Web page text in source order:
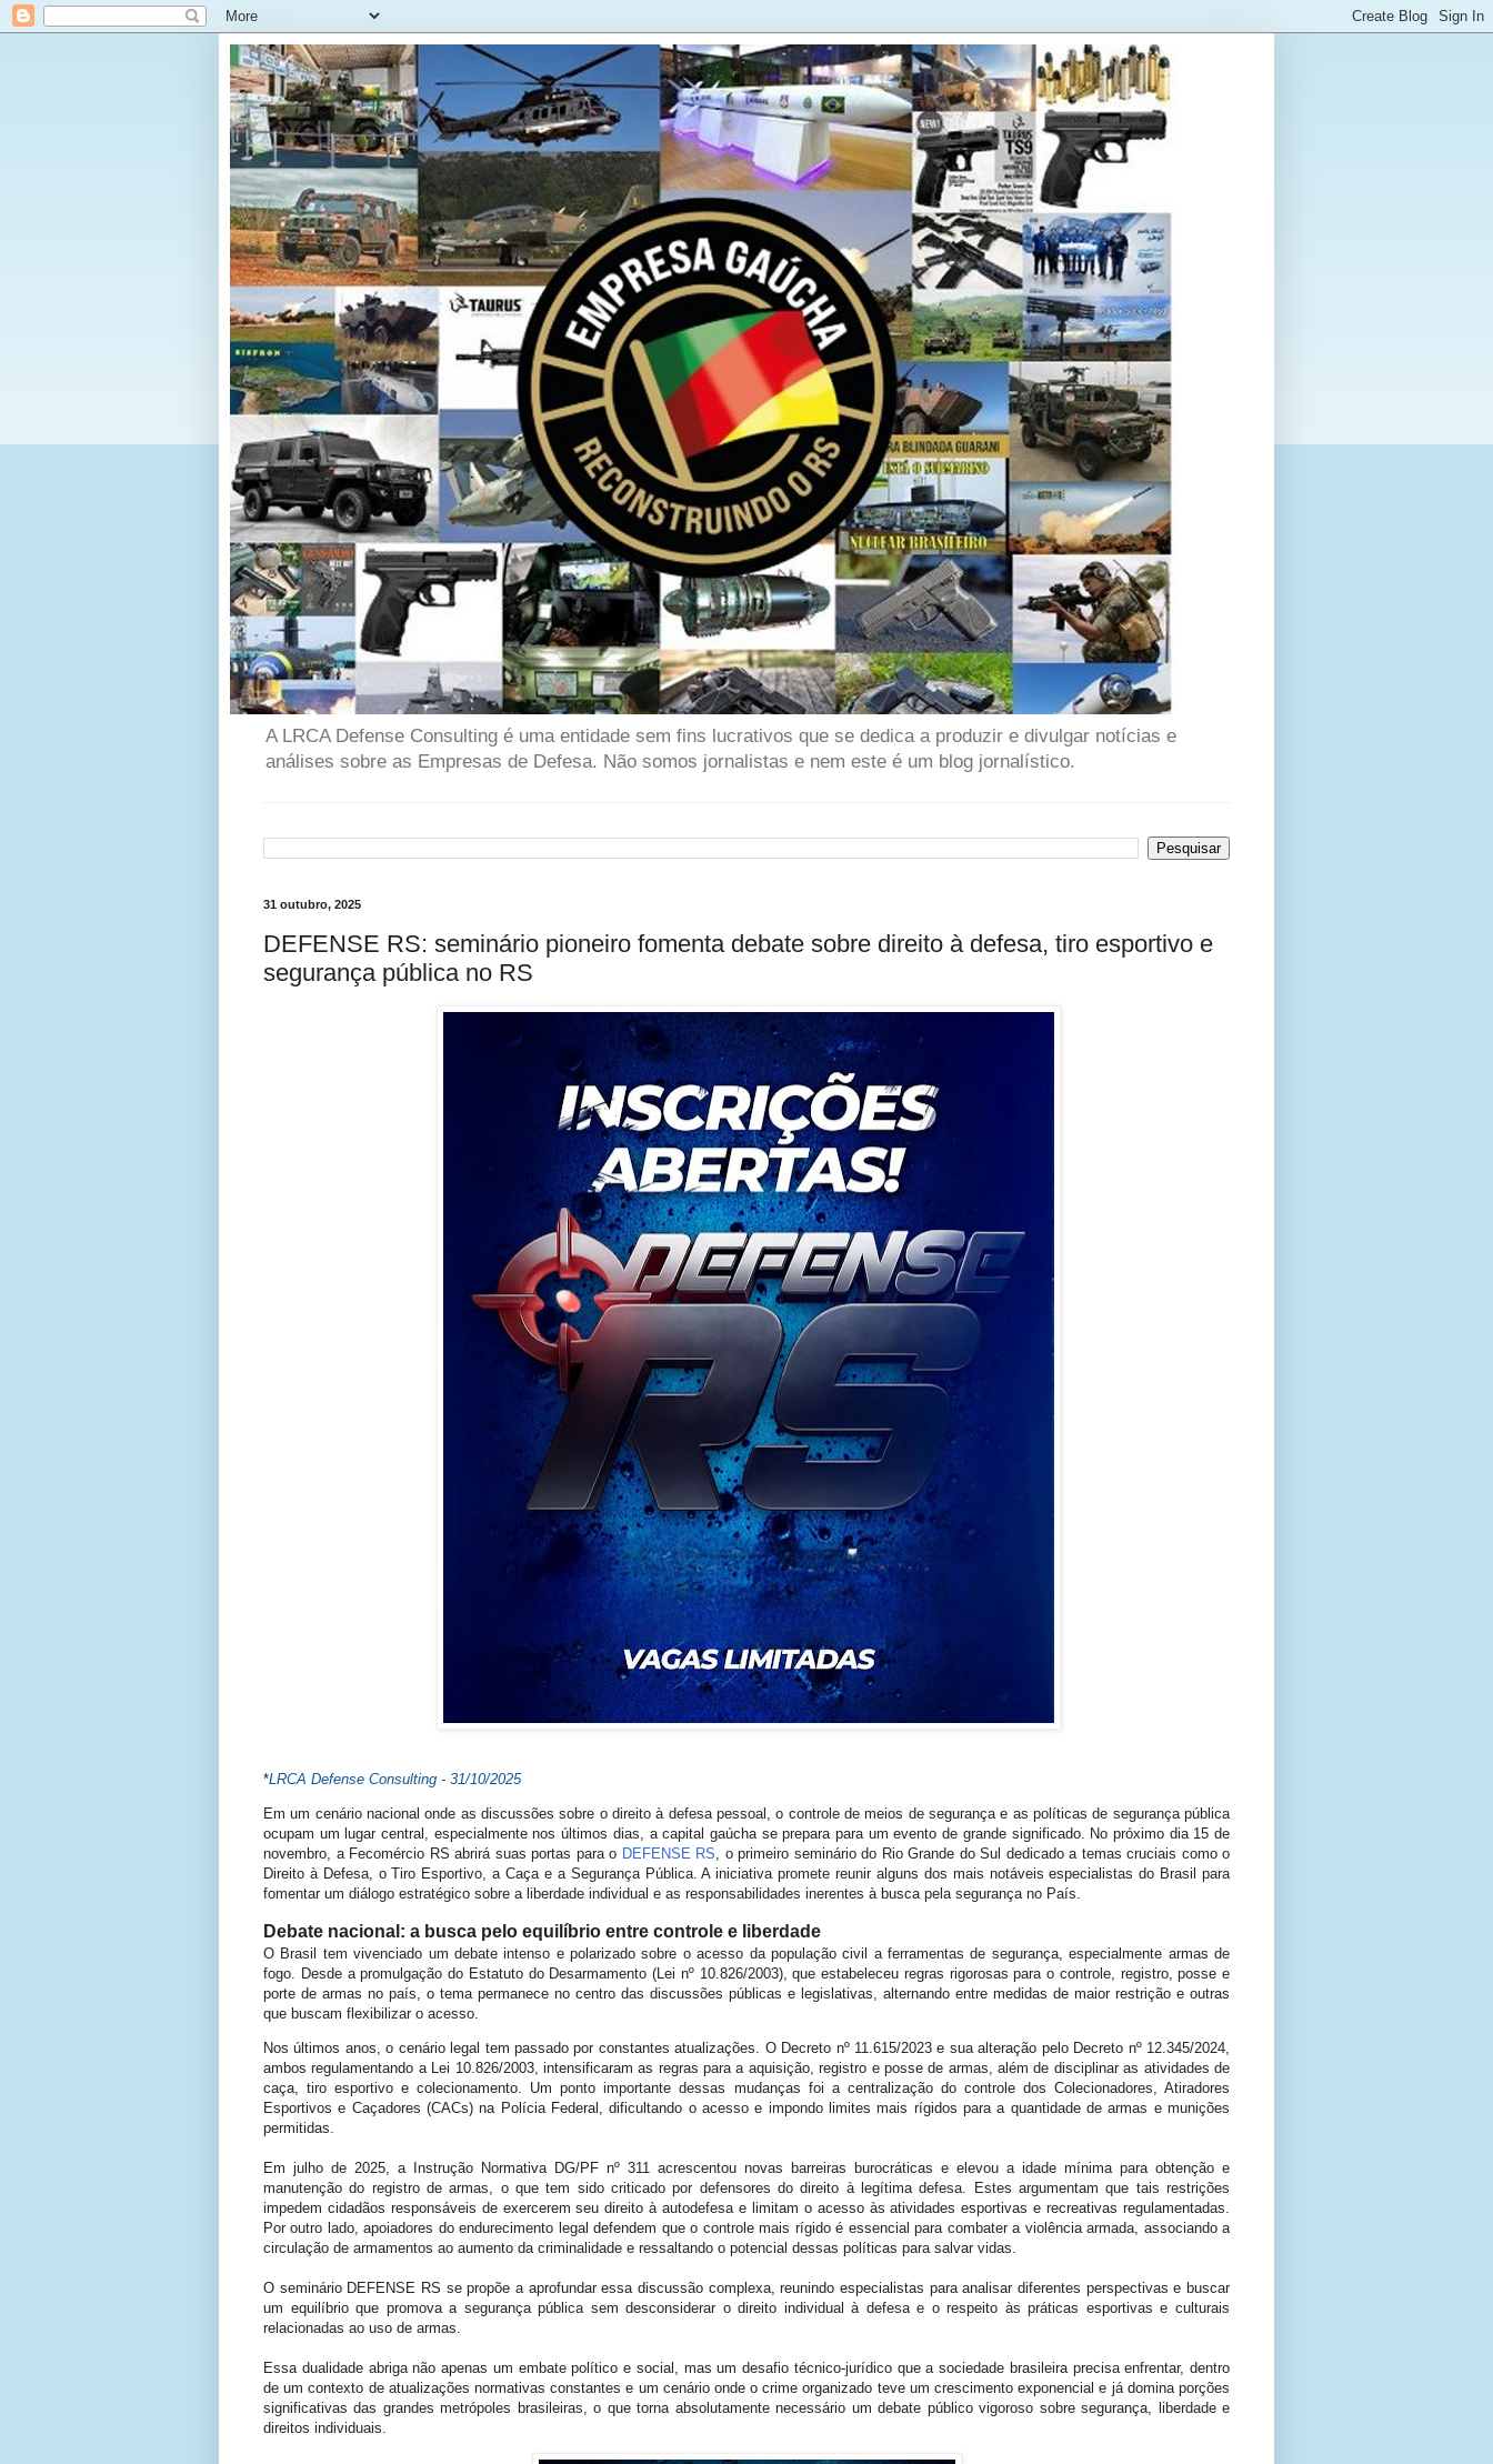
A LRCA Defense Consulting é uma entidade sem fins lucrativos que se dedica a produzir e divulgar notícias e
análises sobre as Empresas de Defesa. Não somos jornalistas e nem este é um blog jornalístico.
31 outubro, 2025
DEFENSE RS: seminário pioneiro fomenta debate sobre direito à defesa, tiro esportivo e
segurança pública no RS
*LRCA Defense Consulting - 31/10/2025
Em um cenário nacional onde as discussões sobre o direito à defesa pessoal, o controle de meios de segurança e as políticas de segurança pública
ocupam um lugar central, especialmente nos últimos dias, a capital gaúcha se prepara para um evento de grande significado. No próximo dia 15 de
novembro, a Fecomércio RS abrirá suas portas para o DEFENSE RS, o primeiro seminário do Rio Grande do Sul dedicado a temas cruciais como o
Direito à Defesa, o Tiro Esportivo, a Caça e a Segurança Pública. A iniciativa promete reunir alguns dos mais notáveis especialistas do Brasil para
fomentar um diálogo estratégico sobre a liberdade individual e as responsabilidades inerentes à busca pela segurança no País.
Debate nacional: a busca pelo equilíbrio entre controle e liberdade
O Brasil tem vivenciado um debate intenso e polarizado sobre o acesso da população civil a ferramentas de segurança, especialmente armas de
fogo. Desde a promulgação do Estatuto do Desarmamento (Lei nº 10.826/2003), que estabeleceu regras rigorosas para o controle, registro, posse e
porte de armas no país, o tema permanece no centro das discussões públicas e legislativas, alternando entre medidas de maior restrição e outras
que buscam flexibilizar o acesso.
Nos últimos anos, o cenário legal tem passado por constantes atualizações. O Decreto nº 11.615/2023 e sua alteração pelo Decreto nº 12.345/2024,
ambos regulamentando a Lei 10.826/2003, intensificaram as regras para a aquisição, registro e posse de armas, além de disciplinar as atividades de
caça, tiro esportivo e colecionamento. Um ponto importante dessas mudanças foi a centralização do controle dos Colecionadores, Atiradores
Esportivos e Caçadores (CACs) na Polícia Federal, dificultando o acesso e impondo limites mais rígidos para a quantidade de armas e munições
permitidas.
Em julho de 2025, a Instrução Normativa DG/PF nº 311 acrescentou novas barreiras burocráticas e elevou a idade mínima para obtenção e
manutenção do registro de armas, o que tem sido criticado por defensores do direito à legítima defesa. Estes argumentam que tais restrições
impedem cidadãos responsáveis de exercerem seu direito à autodefesa e limitam o acesso às atividades esportivas e recreativas regulamentadas.
Por outro lado, apoiadores do endurecimento legal defendem que o controle mais rígido é essencial para combater a violência armada, associando a
circulação de armamentos ao aumento da criminalidade e ressaltando o potencial dessas políticas para salvar vidas.
O seminário DEFENSE RS se propõe a aprofundar essa discussão complexa, reunindo especialistas para analisar diferentes perspectivas e buscar
um equilíbrio que promova a segurança pública sem desconsiderar o direito individual à defesa e o respeito às práticas esportivas e culturais
relacionadas ao uso de armas.
Essa dualidade abriga não apenas um embate político e social, mas um desafio técnico-jurídico que a sociedade brasileira precisa enfrentar, dentro
de um contexto de atualizações normativas constantes e um cenário onde o crime organizado teve um crescimento exponencial e já domina porções
significativas das grandes metrópoles brasileiras, o que torna absolutamente necessário um debate público vigoroso sobre segurança, liberdade e
direitos individuais.